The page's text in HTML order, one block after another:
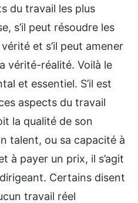
du travail les plus
s’il peut résoudre les
et s’il peut amener
vérité-réalité. Voilà le
et essentiel. S’il est
aspects du travail
la qualité de son
talent, ou sa capacité à
à payer un prix, il s’agit
Certains disent
travail réel